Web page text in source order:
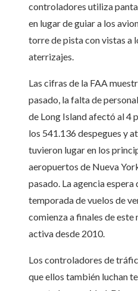
controladores utiliza
en lugar de guiar a los
torre de pista con vistas a
aterrizajes.
Las cifras de la FAA
pasado, la falta de
de Long Island afectó al 4
los 541.136 despegues y
tuvieron lugar en los
aeropuertos de Nueva
pasado. La agencia espera
temporada de vuelos de
comienza a finales de este
activa desde 2010.
Los controladores de
que ellos también luchan